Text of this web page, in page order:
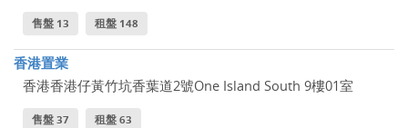
售盤 13 租盤 148
香港置業
香港香港仔黃竹坑香葉道2號One Island South 9樓01室
售盤 37 租盤 63